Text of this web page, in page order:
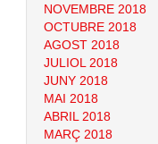
NOVEMBRE 2018
OCTUBRE 2018
AGOST 2018
JULIOL 2018
JUNY 2018
MAI 2018
ABRIL 2018
MARÇ 2018